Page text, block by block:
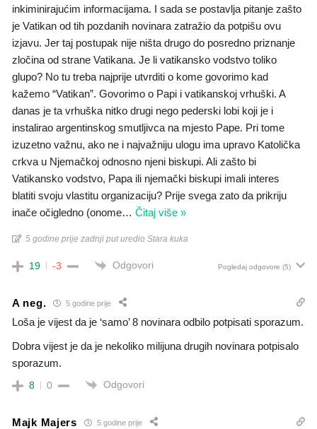
inkiminirajućim informacijama. I sada se postavlja pitanje zašto
je Vatikan od tih pozdanih novinara zatražio da potpišu ovu
izjavu. Jer taj postupak nije ništa drugo do posredno priznanje
zločina od strane Vatikana. Je li vatikansko vodstvo toliko
glupo? No tu treba najprije utvrditi o kome govorimo kad
kažemo “Vatikan”. Govorimo o Papi i vatikanskoj vrhuški. A
danas je ta vrhuška nitko drugi nego pederski lobi koji je i
instalirao argentinskog smutljivca na mjesto Pape. Pri tome
izuzetno važnu, ako ne i najvažniju ulogu ima upravo Katolička
crkva u Njemačkoj odnosno njeni biskupi. Ali zašto bi
Vatikansko vodstvo, Papa ili njemački biskupi imali interes
blatiti svoju vlastitu organizaciju? Prije svega zato da prikriju
inače očigledno (onome… Čitaj više »
5 godine prije zadnji put uredio Stara kuka
19 -3 Odgovori Pogledaj odgovore (5)
A neg. 5 godine prije
Loša je vijest da je ‘samo’ 8 novinara odbilo potpisati sporazum.
Dobra vijest je da je nekoliko milijuna drugih novinara potpisalo
sporazum.
8 0 Odgovori
Majk Majers 5 godine prije